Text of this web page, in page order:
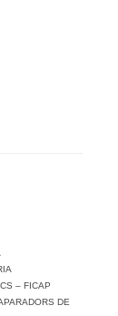
– FICAP
DE